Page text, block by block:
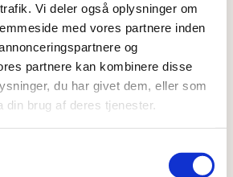
Vi deler også oplysninger om
med vores partnere inden
og
partnere kan kombinere disse
du har givet dem, eller som
din brug af deres tjenester.
art. 6, stk. 1,
til at modtage vores nyhedsbrev,